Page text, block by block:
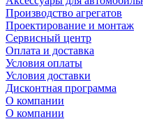
Производство агрегатов
Проектирование и монтаж
Сервисный центр
Оплата и доставка
Условия оплаты
Условия доставки
Дисконтная программа
О компании
О компании